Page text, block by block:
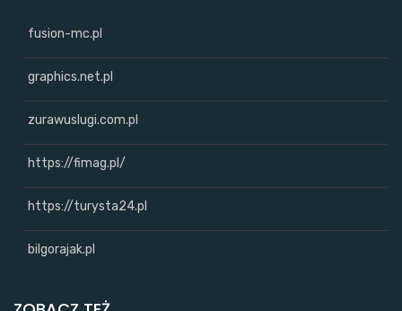
fusion-mc.pl
graphics.net.pl
zurawuslugi.com.pl
https://fimag.pl/
https://turysta24.pl
bilgorajak.pl